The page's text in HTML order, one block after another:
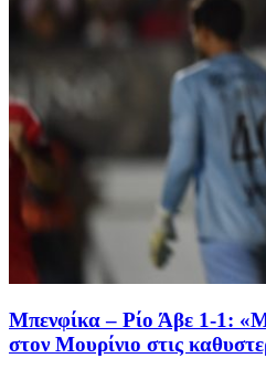
Μπενφίκα – Ρίο Άβε 1-1:
στον Μουρίνιο στις